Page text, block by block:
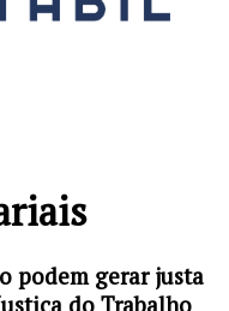
podem gerar justa